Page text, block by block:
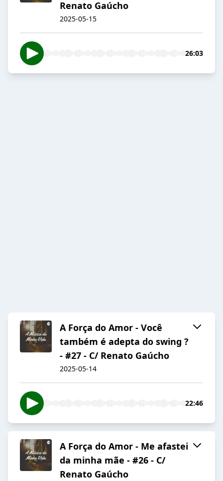
Renato Gaúcho
2025-05-15
26:03
A Força do Amor - Você
também é adepta do swing ?
- #27 - C/ Renato Gaúcho
2025-05-14
22:46
A Força do Amor - Me afastei
da minha mãe - #26 - C/
Renato Gaúcho